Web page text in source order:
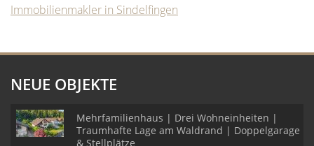
Immobilienmakler in Sindelfingen
NEUE OBJEKTE
Mehrfamilienhaus | Drei Wohneinheiten |
Traumhafte Lage am Waldrand | Doppelgarage
& Stellplätze